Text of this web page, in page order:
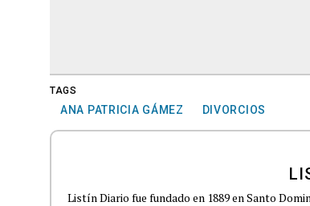
TAGS
ANA PATRICIA GÁMEZ DIVORCIOS
Listín Diario fue fundado en 1889 en Santo